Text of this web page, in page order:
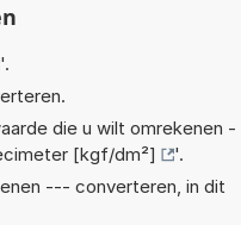
'.
die u wilt omrekenen -
[kgf/dm²]
'.
--- converteren, in dit